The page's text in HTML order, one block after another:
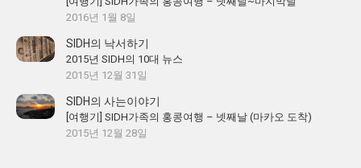
2016년 1월 8일
SIDH의 낙서하기
2015년 SIDH의 10대 뉴스
2015년 12월 31일
SIDH의 사는이야기
[여행기] SIDH가족의 홍콩여행 – 넷째날 (마카오 도착)
2015년 12월 28일